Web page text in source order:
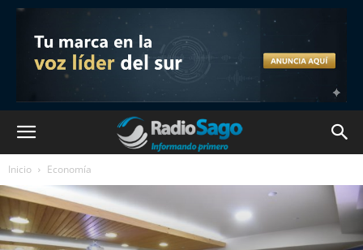
Inicio Economía